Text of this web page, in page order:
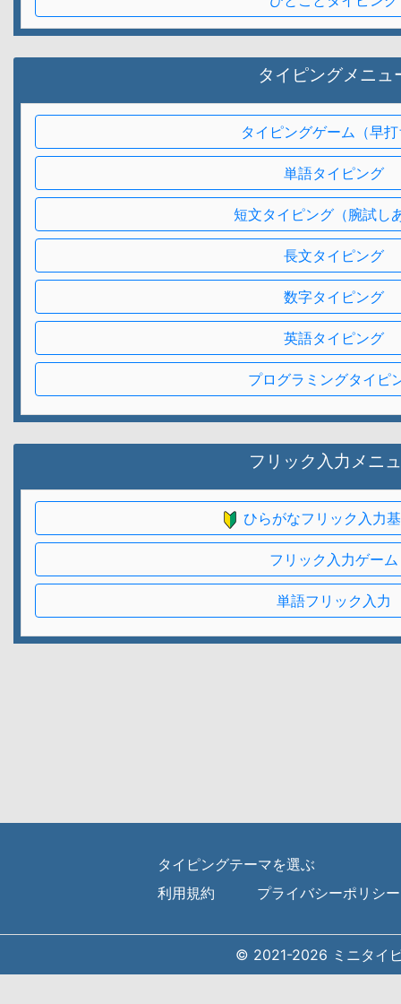
タイピングメニュ
タイピングゲーム（早
単語タイピング
短文タイピング（腕試し
長文タイピング
数字タイピング
英語タイピング
プログラミングタイピ
フリック入力メニ
ひらがなフリック入力
フリック入力ゲーム
単語フリック入力
タイピングテーマを選ぶ
利用規約
プライバシーポリシー
© 2021-2026 ミニタイ